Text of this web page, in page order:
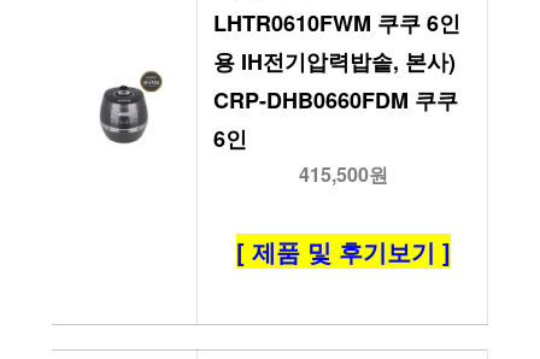
LHTR0610FWM 쿠쿠 6인
용 IH전기압력밥솥, 본사)
CRP-DHB0660FDM 쿠쿠
6인
415,500원
[ 제품 및 후기보기 ]